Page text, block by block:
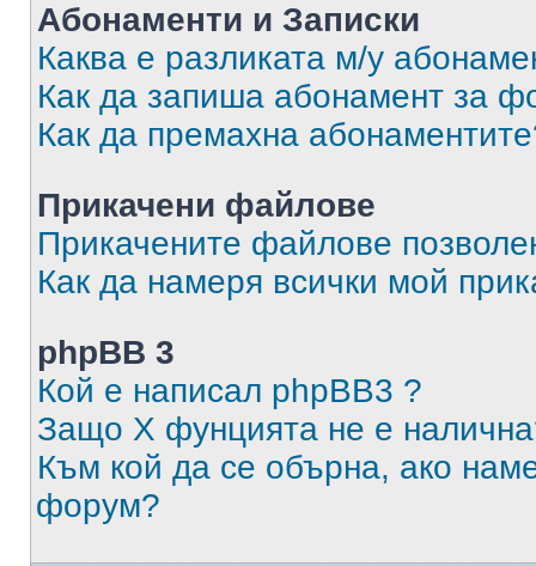
Абонаменти и Записки
Каква е разликата м/у
Как да запиша абонамент за
Как да премахна
Прикачени файлове
Прикачените файлове
Как да намеря всички мой
phpBB 3
Кой е написал phpBB3 ?
Защо X фунцията не е
Към кой да се обърна, ако
форум?